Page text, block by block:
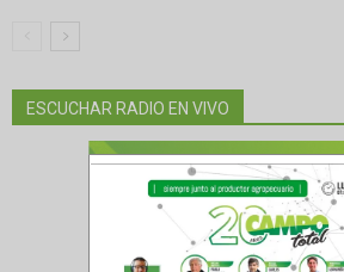
ESCUCHAR RADIO EN VIVO